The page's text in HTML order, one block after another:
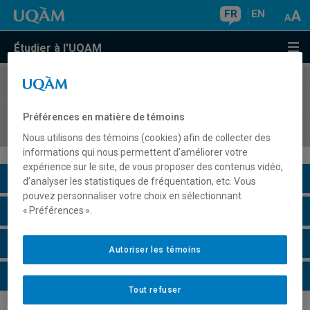
FR EN
Étudier à l'UQAM
COURS//
ou le travail dirigé
Description du cours
Horaire - Été 2026
Horaire - Automne 2026
Horaire - Hiver 2027
Préférences en matière de témoins
Nous utilisons des témoins (cookies) afin de collecter des
informations qui nous permettent d’améliorer votre
expérience sur le site, de vous proposer des contenus vidéo,
d’analyser les statistiques de fréquentation, etc. Vous
pouvez personnaliser votre choix en sélectionnant
« Préférences ».
Tout refuser
Autoriser les témoins